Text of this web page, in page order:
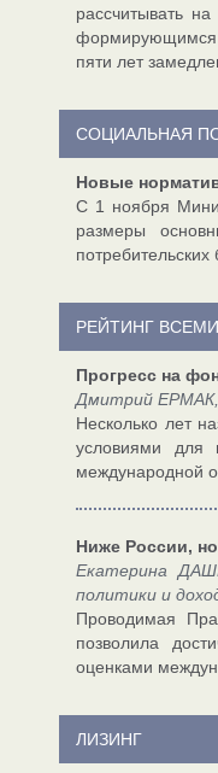
рассчитывать
формирующимся
пяти лет
СОЦИАЛЬНАЯ
Новые
С 1 ноября
размеры
РЕЙТИНГ
Прогресс на
Дмитрий
Несколько лет
условиями для
международной
Ниже России,
Екатерина
политики и
Проводимая
позволила
оценками
ЛИЗИНГ